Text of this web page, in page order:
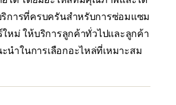
การที่ครบครันสำหรับการซ่อมแซม
หม่ ให้บริการลูกค้าทั่วไปและลูกค้า
นำในการเลือกอะไหล่ที่เหมาะสม